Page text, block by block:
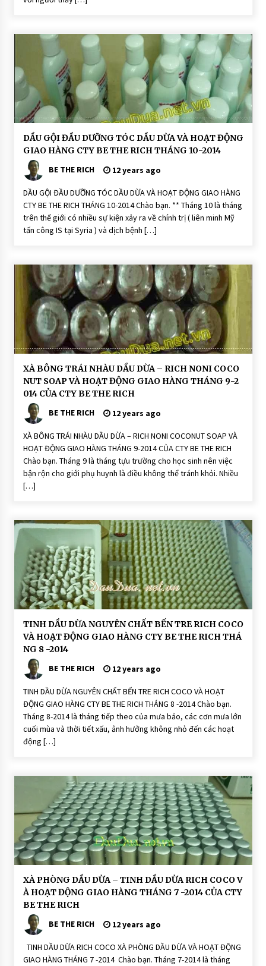
ó
O
Ộ
N
G
D
u
G
i
ầ
u
D
ư
ỡ
n
Ộ
N
DẦU GỘI ĐẦU DƯỠNG TÓC DẦU DỪA VÀ HOẠT ĐỘNG
GIAO HÀNG CTY BE THE RICH THÁNG 10-2014
BE THE RICH
12 years ago
DẦU GỘI ĐẦU DƯỠNG TÓC DẦU DỪA VÀ HOẠT ĐỘNG GIAO HÀNG
CTY BE THE RICH THÁNG 10-2014 Chào bạn. ** Tháng 10 là tháng
trên thế giới có nhiều sự kiện xảy ra về chính trị ( liên minh Mỹ
tấn công IS tại Syria ) và dịch bệnh […]
H
Ạ
T
Ộ
N
G
H
o
ạ
t
Đ
ộ
n
à
P
g
N
h
à
u
T
h
i
ê
n
N
h
n
-
N
o
n
i
S
o
a
XÀ BÔNG TRÁI NHÀU DẦU DỪA – RICH NONI COCO
NUT SOAP VÀ HOẠT ĐỘNG GIAO HÀNG THÁNG 9-2
014 CỦA CTY BE THE RICH
BE THE RICH
12 years ago
XÀ BÔNG TRÁI NHÀU DẦU DỪA – RICH NONI COCONUT SOAP VÀ
HOẠT ĐỘNG GIAO HÀNG THÁNG 9-2014 CỦA CTY BE THE RICH
Chào bạn. Tháng 9 là tháng tựu trường cho học sinh nên việc
bận rộn cho giới phụ huynh là điều không thể tránh khỏi. Nhiều
[…]
D
u
D
R
c
h
C
o
C
o
H
Đ
TINH DẦU DỪA NGUYÊN CHẤT BẾN TRE RICH COCO
VÀ HOẠT ĐỘNG GIAO HÀNG CTY BE THE RICH THÁ
NG 8 -2014
BE THE RICH
12 years ago
TINH DẦU DỪA NGUYÊN CHẤT BẾN TRE RICH COCO VÀ HOẠT
ĐỘNG GIAO HÀNG CTY BE THE RICH THÁNG 8 -2014 Chào bạn.
Tháng 8-2014 là tháng tiếp theo của mưa bảo, các cơn mưa lớn
cuối mùa và thời tiết xấu, ảnh hưởng không nhỏ đến các hoạt
động […]
H
O
Ạ
T
Ộ
N
G
o
XÀ PHÒNG DẦU DỪA – TINH DẦU DỪA RICH COCO V
À HOẠT ĐỘNG GIAO HÀNG THÁNG 7 -2014 CỦA CTY
BE THE RICH
BE THE RICH
12 years ago
TINH DẦU DỪA RICH COCO XÀ PHÒNG DẦU DỪA VÀ HOẠT ĐỘNG
GIAO HÀNG THÁNG 7 -2014 Chào bạn. Tháng 7-2014 là tháng